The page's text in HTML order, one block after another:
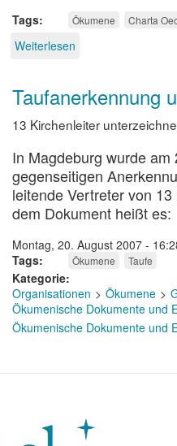
Tags Ökumene Charta
Weiterlesen
in
Berlin
feierlich
Taufanerkennung
13 Kirchenleiter
In Magdeburg wurde
gegenseitigen
leitende Vertreter von
dem Dokument heißt es:
Montag, 20. August 2007 -
Tags
Ökumene Taufe
Kategorie
Organisationen
Ökumene
Ökumenische Dokumente und
Ökumenische Dokumente und